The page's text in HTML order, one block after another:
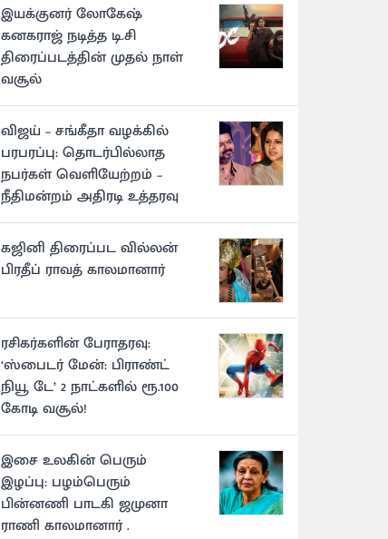
இயக்குனர் லோகேஷ்
கனகராஜ் நடித்த டி.சி
திரைப்படத்தின் முதல் நாள்
வசூல்
விஜய் – சங்கீதா வழக்கில்
பரபரப்பு: தொடர்பில்லாத
நபர்கள் வெளியேற்றம் –
நீதிமன்றம் அதிரடி உத்தரவு
கஜினி திரைப்பட வில்லன்
பிரதீப் ராவத் காலமானார்
ரசிகர்களின் பேராதரவு:
‘ஸ்பைடர் மேன்: பிராண்ட்
நியூ டே’ 2 நாட்களில் ரூ.100
கோடி வசூல்!
இசை உலகின் பெரும்
இழப்பு: பழம்பெரும்
பின்னணி பாடகி ஜமுனா
ராணி காலமானார் .